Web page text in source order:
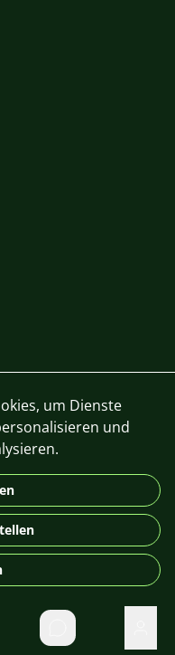
DE
© 2026 For Aquarist
um Dienste
und